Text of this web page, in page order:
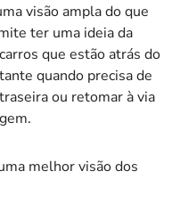
visão ampla do que
ter uma ideia da
que estão atrás do
quando precisa de
ou retomar à via
melhor visão dos